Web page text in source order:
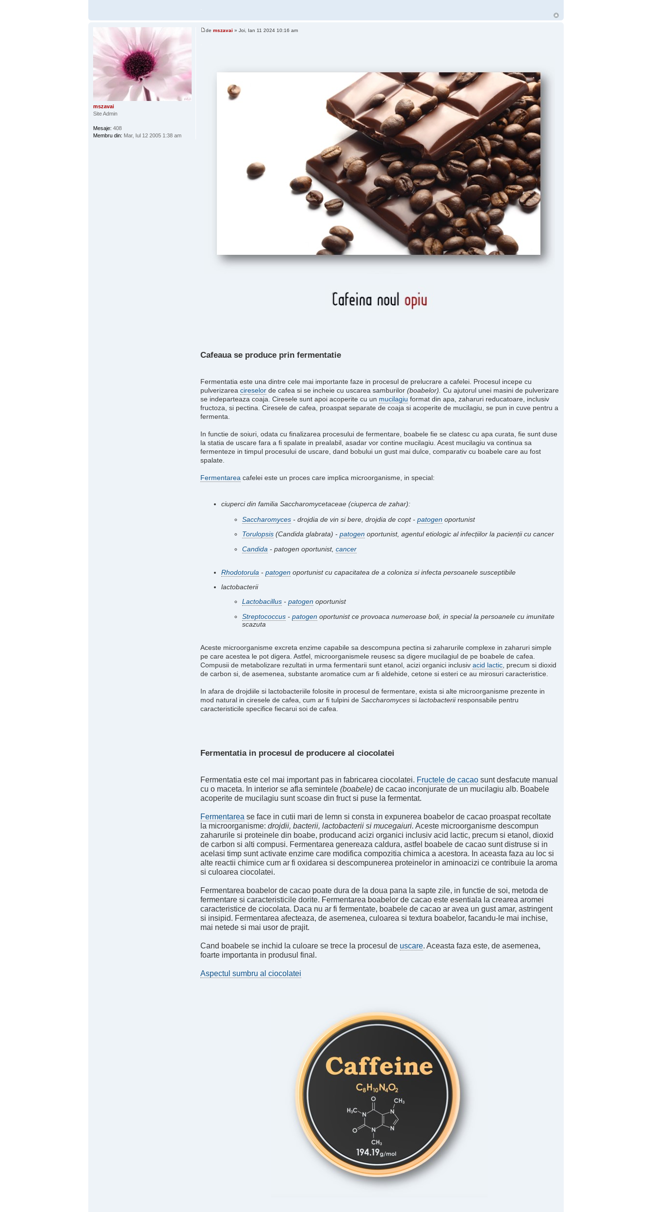
de mszavai » Joi, Ian 11 2024 10:16 am
Cafeaua se produce prin fermentatie
Fermentatia este una dintre cele mai importante faze in procesul de prelucrare a cafelei. Procesul incepe cu
pulverizarea cireselorde cafea si se incheie cu uscarea samburilor (boabelor). Cu ajutorul unei masini de pulverizare
se indeparteaza coaja. Ciresele sunt apoi acoperite cu un mucilagiu format din apa, zaharuri reducatoare, inclusiv
fructoza, si pectina. Ciresele de cafea, proaspat separate de coaja si acoperite de mucilagiu, se pun in cuve pentru a
fermenta.
In functie de soiuri, odata cu finalizarea procesului de fermentare, boabele fie se clatesc cu apa curata, fie sunt duse
la statia de uscare fara a fi spalate in prealabil, asadar vor contine mucilagiu. Acest mucilagiu va continua sa
fermenteze in timpul procesului de uscare, dand bobului un gust mai dulce, comparativ cu boabele care au fost
spalate.
Fermentarea cafelei este un proces care implica microorganisme, in special:
ciuperci din familia Saccharomycetaceae (ciuperca de zahar):
Saccharomyces- drojdia de vin si bere, drojdia de copt - patogen oportunist
Torulopsis(Candida glabrata) - patogen oportunist, agentul etiologic al infecțiilor la pacienții cu cancer
Candida - patogen oportunist, cancer
Rhodotorula - patogen oportunist cu capacitatea de a coloniza si infecta persoanele susceptibile
lactobacterii
Lactobacillus- patogen oportunist
Streptococcus- patogen oportunist ce provoaca numeroase boli, in special la persoanele cu imunitate
scazuta
Aceste microorganisme excreta enzime capabile sa descompuna pectina si zaharurile complexe in zaharuri simple
pe care acestea le pot digera. Astfel, microorganismele reusesc sa digere mucilagiul de pe boabele de cafea.
Compusii de metabolizare rezultati in urma fermentarii sunt etanol, acizi organici inclusiv acid lactic, precum si dioxid
de carbon si, de asemenea, substante aromatice cum ar fi aldehide, cetone si esteri ce au mirosuri caracteristice.
In afara de drojdiile si lactobacteriile folosite in procesul de fermentare, exista si alte microorganisme prezente in
mod natural in ciresele de cafea, cum ar fi tulpini de Saccharomycessi lactobacteriiresponsabile pentru
caracteristicile specifice fiecarui soi de cafea.
Fermentatia in procesul de producere al ciocolatei
Fermentatia este cel mai important pas in fabricarea ciocolatei. Fructele de cacaosunt desfacute manual
cu o maceta. In interior se afla semintele (boabele)de cacao inconjurate de un mucilagiu alb. Boabele
acoperite de mucilagiu sunt scoase din fruct si puse la fermentat.
Fermentarea se face in cutii mari de lemn si consta in expunerea boabelor de cacao proaspat recoltate
la microorganisme: drojdii, bacterii, lactobacterii si mucegaiuri. Aceste microorganisme descompun
zaharurile si proteinele din boabe, producand acizi organici inclusiv acid lactic, precum si etanol, dioxid
de carbon si alti compusi. Fermentarea genereaza caldura, astfel boabele de cacao sunt distruse si in
acelasi timp sunt activate enzime care modifica compozitia chimica a acestora. In aceasta faza au loc si
alte reactii chimice cum ar fi oxidarea si descompunerea proteinelor in aminoacizi ce contribuie la aroma
si culoarea ciocolatei.
Fermentarea boabelor de cacao poate dura de la doua pana la sapte zile, in functie de soi, metoda de
fermentare si caracteristicile dorite. Fermentarea boabelor de cacao este esentiala la crearea aromei
caracteristice de ciocolata. Daca nu ar fi fermentate, boabele de cacao ar avea un gust amar, astringent
si insipid. Fermentarea afecteaza, de asemenea, culoarea si textura boabelor, facandu-le mai inchise,
mai netede si mai usor de prajit.
Cand boabele se inchid la culoare se trece la procesul de uscare. Aceasta faza este, de asemenea,
foarte importanta in produsul final.
Aspectul sumbru al ciocolatei
mszavai
Site Admin
Mesaje: 408
Membru din: Mar, Iul 12 2005 1:38 am